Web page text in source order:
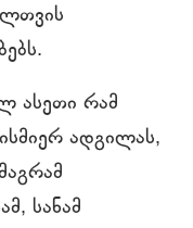
ასეთი რამ
ადგილას,
სანამ